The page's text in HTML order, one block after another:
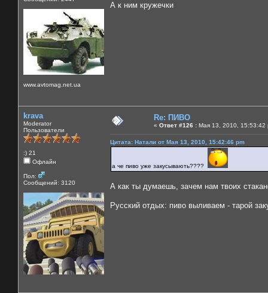
www.avtomag.net.ua
А к ним кружечки
krava
Moderator
Пользователи
:) 21
Офлайн
Пол:
Сообщений: 3120
Re: ПИВО
« Ответ #126 : Мая 13, 2010, 15:53:42
Цитата: Натали от Мая 13, 2010, 15:42:46 pm
а че пиво уже закусывають????
А как ты думаешь, зачем нам твоих
Русский отдых: пиво выливаем - тарой